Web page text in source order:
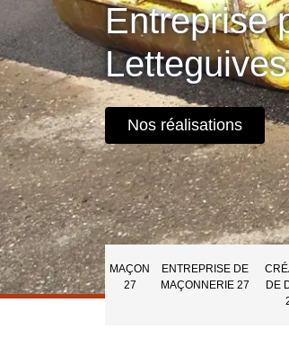
Entreprise
Nos réalisations
MAÇON
27
ENTREPRISE DE
MAÇONNERIE 27
DE